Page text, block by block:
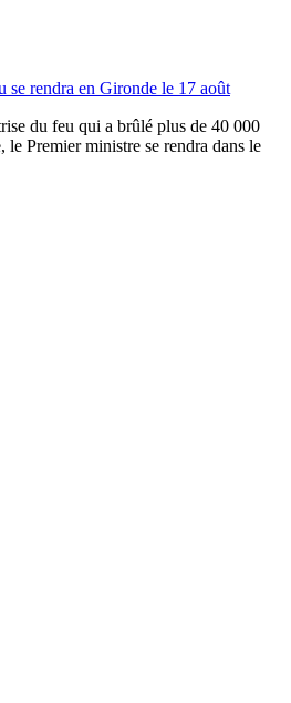
se rendra en Gironde le 17 août
du feu qui a brûlé plus de 40 000
le Premier ministre se rendra dans le